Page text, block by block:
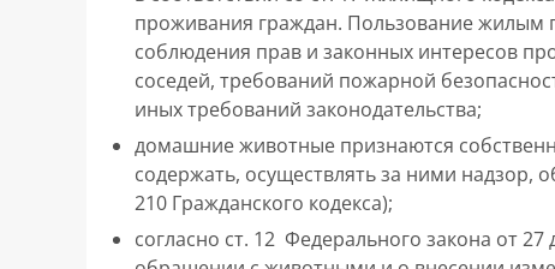
проживания граждан. Пользование жилым
соблюдения прав и законных интересов
соседей, требований пожарной
иных требований законодательства;
домашние животные признаются
содержать, осуществлять за ними надзор,
210 Гражданского кодекса);
согласно ст. 12 Федерального закона от